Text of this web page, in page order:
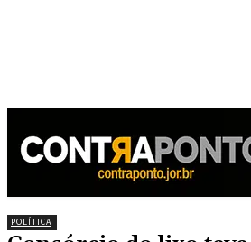
POLÍTICA